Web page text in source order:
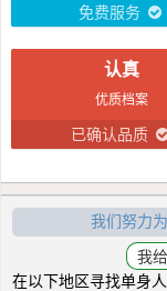
免费服务
认真
优质档案
已确认品质
我们努力
在以下地区寻找单身